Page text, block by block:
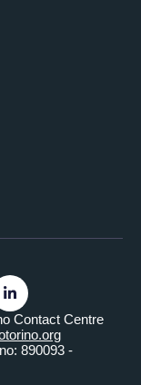
Contact Centre
890093 -